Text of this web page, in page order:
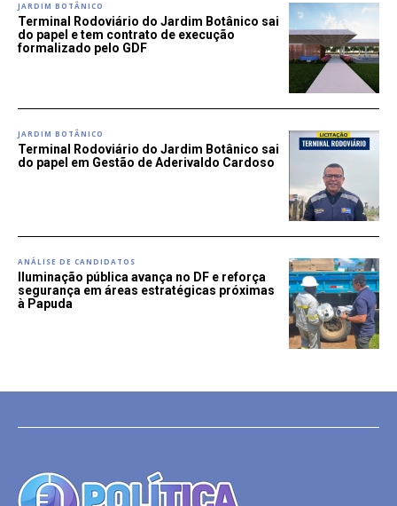
JARDIM BOTÂNICO
Terminal Rodoviário do Jardim Botânico sai
do papel e tem contrato de execução
formalizado pelo GDF
JARDIM BOTÂNICO
Terminal Rodoviário do Jardim Botânico sai
do papel em Gestão de Aderivaldo Cardoso
ANÁLISE DE CANDIDATOS
Iluminação pública avança no DF e reforça
segurança em áreas estratégicas próximas
à Papuda